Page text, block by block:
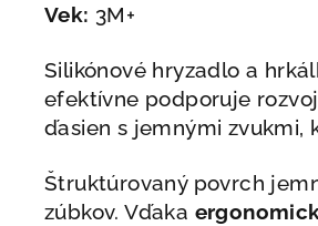
Vek: 3M+
Silikónové hryzadlo a
efektívne podporuje
ďasien s jemnými
Štruktúrovaný povrch
zúbkov. Vďaka